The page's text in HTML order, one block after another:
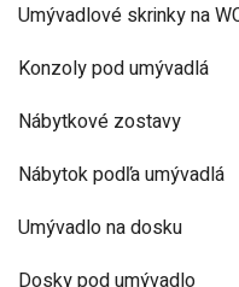
Umývadlové skrinky na
Konzoly pod umývadlá
Nábytkové zostavy
Nábytok podľa umývadlá
Umývadlo na dosku